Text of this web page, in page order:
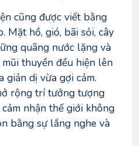
cũng được viết bằng
Mặt hồ, gió, bãi sỏi, cây
quãng nước lặng và
thuyền đều hiện lên
giản dị vừa gợi cảm.
rộng trí tưởng tượng
nhận thế giới không
bằng sự lắng nghe và